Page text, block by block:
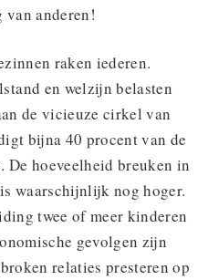
van anderen!
raken iederen.
en welzijn belasten
de vicieuze cirkel van
bijna 40 procent van de
hoeveelheid breuken in
waarschijnlijk nog hoger.
twee of meer kinderen
gevolgen zijn
relaties presteren op